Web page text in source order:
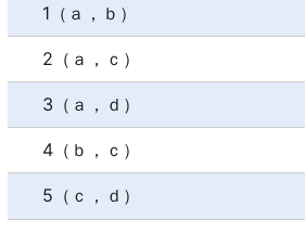
1（ａ，ｂ）
2（ａ，ｃ）
3（ａ，ｄ）
4（ｂ，ｃ）
5（ｃ，ｄ）